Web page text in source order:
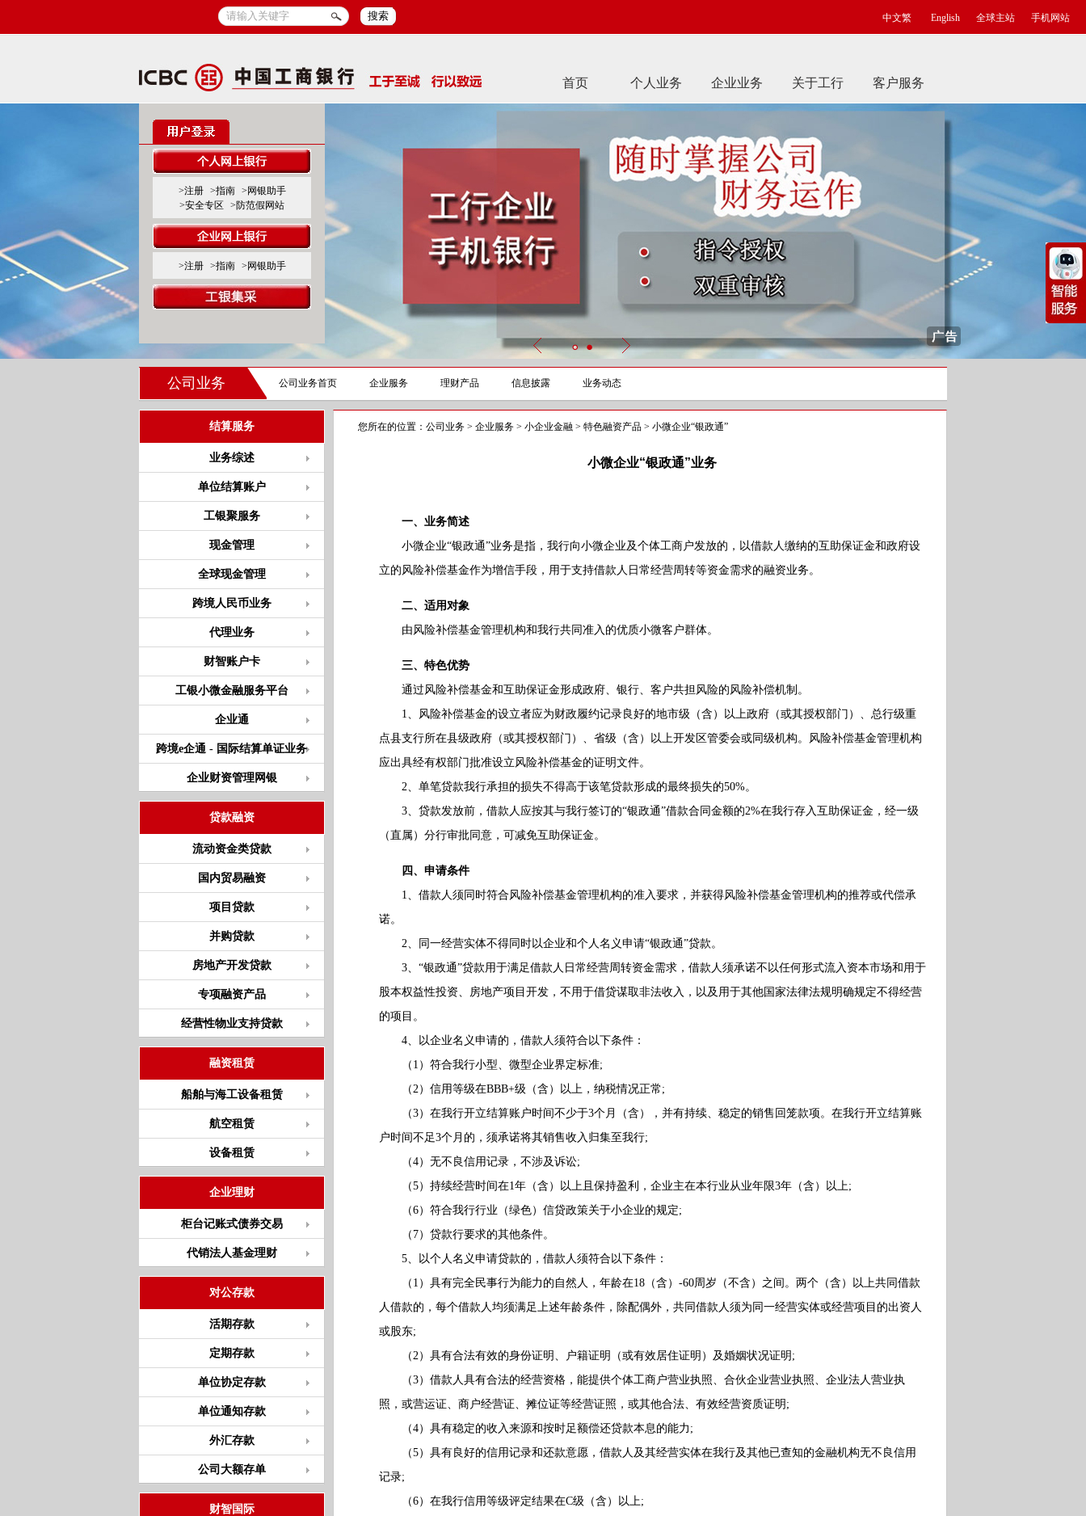
搜索 中文繁 English 全球主站 手机网站
首页 个人业务 企业业务 关于工行 客户服务
>注册 >指南
>网银助手
>安全专区
>防范假网站
>注册 >指南 >网银助手
公司业务 公司业务首页 企业服务 理财产品 信息披露 业务动态
结算服务
业务综述
单位结算账户
工银聚服务
现金管理
全球现金管理
跨境人民币业务
代理业务
财智账户卡
工银小微金融服务平台
企业通
跨境e企通 - 国际结算单证业务
企业财资管理网银
贷款融资
流动资金类贷款
国内贸易融资
项目贷款
并购贷款
房地产开发贷款
专项融资产品
经营性物业支持贷款
融资租赁
船舶与海工设备租赁
航空租赁
设备租赁
企业理财
柜台记账式债券交易
代销法人基金理财
对公存款
活期存款
定期存款
单位协定存款
单位通知存款
外汇存款
公司大额存单
财智国际
您所在的位置： 公司业务 > 企业服务 > 小企业金融 > 特色融资产品 > 小微企业“银政通”
小微企业“银政通”业务
一、业务简述
小微企业“银政通”业务是指，我行向小微企业及个体工商户发放的，以借款人缴纳的互助保证金和政府设
立的风险补偿基金作为增信手段，用于支持借款人日常经营周转等资金需求的融资业务。
二、适用对象
由风险补偿基金管理机构和我行共同准入的优质小微客户群体。
三、特色优势
通过风险补偿基金和互助保证金形成政府、银行、客户共担风险的风险补偿机制。
1、风险补偿基金的设立者应为财政履约记录良好的地市级（含）以上政府（或其授权部门）、总行级重
点县支行所在县级政府（或其授权部门）、省级（含）以上开发区管委会或同级机构。风险补偿基金管理机构
应出具经有权部门批准设立风险补偿基金的证明文件。
2、单笔贷款我行承担的损失不得高于该笔贷款形成的最终损失的50%。
3、贷款发放前，借款人应按其与我行签订的“银政通”借款合同金额的2%在我行存入互助保证金，经一级
（直属）分行审批同意，可减免互助保证金。
四、申请条件
1、借款人须同时符合风险补偿基金管理机构的准入要求，并获得风险补偿基金管理机构的推荐或代偿承
诺。
2、同一经营实体不得同时以企业和个人名义申请“银政通”贷款。
3、“银政通”贷款用于满足借款人日常经营周转资金需求，借款人须承诺不以任何形式流入资本市场和用于
股本权益性投资、房地产项目开发，不用于借贷谋取非法收入，以及用于其他国家法律法规明确规定不得经营
的项目。
4、以企业名义申请的，借款人须符合以下条件：
（1）符合我行小型、微型企业界定标准;
（2）信用等级在BBB+级（含）以上，纳税情况正常;
（3）在我行开立结算账户时间不少于3个月（含），并有持续、稳定的销售回笼款项。在我行开立结算账
户时间不足3个月的，须承诺将其销售收入归集至我行;
（4）无不良信用记录，不涉及诉讼;
（5）持续经营时间在1年（含）以上且保持盈利，企业主在本行业从业年限3年（含）以上;
（6）符合我行行业（绿色）信贷政策关于小企业的规定;
（7）贷款行要求的其他条件。
5、以个人名义申请贷款的，借款人须符合以下条件：
（1）具有完全民事行为能力的自然人，年龄在18（含）-60周岁（不含）之间。两个（含）以上共同借款
人借款的，每个借款人均须满足上述年龄条件，除配偶外，共同借款人须为同一经营实体或经营项目的出资人
或股东;
（2）具有合法有效的身份证明、户籍证明（或有效居住证明）及婚姻状况证明;
（3）借款人具有合法的经营资格，能提供个体工商户营业执照、合伙企业营业执照、企业法人营业执
照，或营运证、商户经营证、摊位证等经营证照，或其他合法、有效经营资质证明;
（4）具有稳定的收入来源和按时足额偿还贷款本息的能力;
（5）具有良好的信用记录和还款意愿，借款人及其经营实体在我行及其他已查知的金融机构无不良信用
记录;
（6）在我行信用等级评定结果在C级（含）以上;